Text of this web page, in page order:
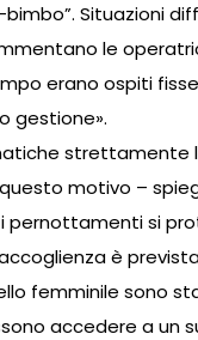
Situazioni
le
erano ospiti
gestione».
strettamente
motivo –
pernottamenti si
è
femminile sono
accedere a un